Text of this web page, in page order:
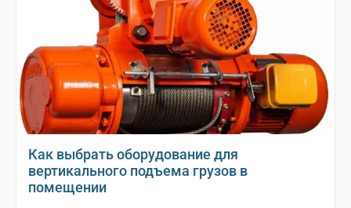
Как выбрать оборудование для
вертикального подъема грузов в
помещении